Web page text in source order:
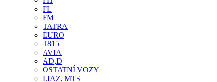
FL
FM
TATRA
EURO
T815
AVIA
AD,D
OSTATNÍ VOZY
LIAZ, MTS